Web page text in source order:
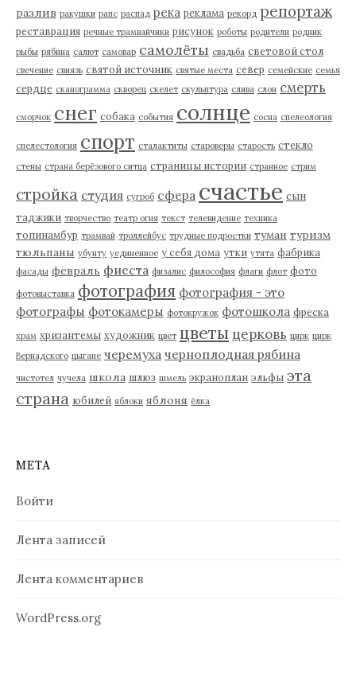
разлив ракушки рапс распад река реклама рекорд репортаж
реставрация речные трамвайчики рисунок роботы родители родник
рыбы рябина салют самовар самолёты свадьба световой стол
свечение свиязь святой источник святые места север семейские семья
сердце сканограмма скворец скелет скульптура слива слон смерть
сморчок снег собака события солнце сосна спелеология
спелестология спорт сталактиты староверы старость стекло
стены страна берёзового ситца страницы истории странное стрим
стройка студия сугроб сфера счастье сын
таджики творчество театр огня текст телевидение техника
топинамбур трамвай троллейбус трудные подростки туман туризм
тюльпаны убунту уединенное у себя дома утки утята фабрика
фасады февраль фиеста физалис философия флаги флот фото
фотовыставка фотография фотография - это
фотографы фотокамеры фотокружок фотошкола фреска
храм хризантемы художник цвет цветы церковь цирк цирк
Вернадского цыгане черемуха черноплодная рябина
чистотел чучела школа шлюз шмель экраноплан эльфы эта
страна юбилей яблоки яблоня ёлка
МЕТА
Войти
Лента записей
Лента комментариев
WordPress.org